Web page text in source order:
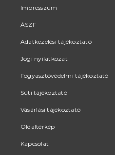
Impresszum
ÁSZF
Adatkezelési tájékoztató
Jogi nyilatkozat
Fogyasztóvédelmi tájékoztató
Süti tájékoztató
Vásárlási tájékoztató
Oldaltérkép
Kapcsolat